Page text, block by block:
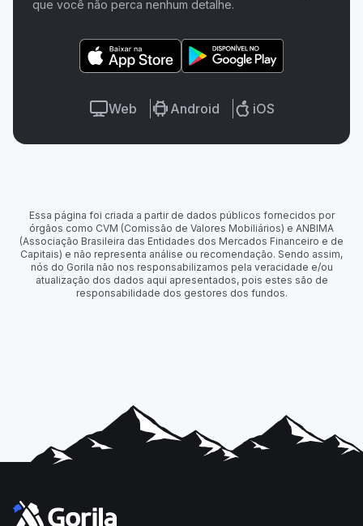
que você não perca nenhum detalhe.
Web Android iOS
Essa página foi criada a partir de dados públicos fornecidos por
órgãos como CVM (Comissão de Valores Mobiliários) e ANBIMA
(Associação Brasileira das Entidades dos Mercados Financeiro e de
Capitais) e não representa análise ou recomendação. Sendo assim,
nós do Gorila não nos responsabilizamos pela veracidade e/ou
atualização dos dados aqui apresentados, pois estes são de
responsabilidade dos gestores dos fundos.